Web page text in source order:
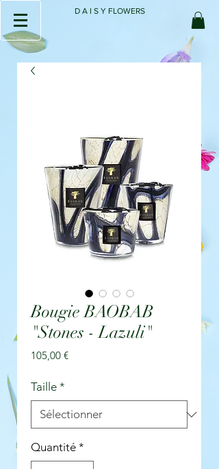
D A I S Y FLOWERS
Bougie BAOBAB
"Stones - Lazuli"
105,00 €Prix
Taille *
Quantité *